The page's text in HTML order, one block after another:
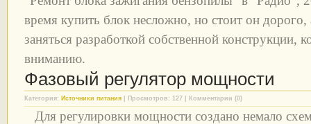
время купить блок несложно, но стоит он
заняться разработкой собственной
вниманию.
Фазовый регулятор мощности
Категория: Источники питания | Просмотров: 127 | Комментарии (0)
Для регулировки мощности создано немало